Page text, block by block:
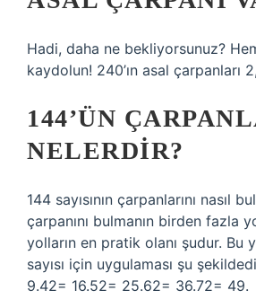
Hadi, daha ne bekliyorsunuz?
kaydolun! 240’ın asal çarpanları
144’ÜN
NELERDIR?
144 sayısının çarpanlarını nasıl
çarpanını bulmanın birden fazla
yolların en pratik olanı şudur. Bu
sayısı için uygulaması şu
9.42= 16.52= 25.62= 36.72= 49.